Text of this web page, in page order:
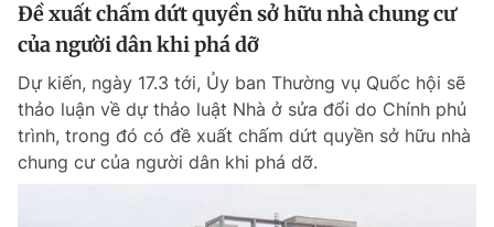
Đề xuất chấm dứt quyền sở hữu nhà chung cư
của người dân khi phá dỡ
Dự kiến, ngày 17.3 tới, Ủy ban Thường vụ Quốc hội sẽ
thảo luận về dự thảo luật Nhà ở sửa đổi do Chính phủ
trình, trong đó có đề xuất chấm dứt quyền sở hữu nhà
chung cư của người dân khi phá dỡ.